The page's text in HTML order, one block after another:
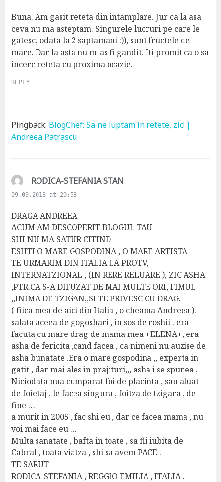
s
:
Buna. Am gasit reteta din intamplare. Jur ca la asa
ceva nu ma asteptam. Singurele lucruri pe care le
gatesc, odata la 2 saptamani :)), sunt fructele de
mare. Dar la asta nu m-as fi gandit. Iti promit ca o sa
incerc reteta cu proxima ocazie.
REPLY
Pingback: BlogChef: Sa ne luptam in retete, zic! |
Andreea Patrascu
RODICA-STEFANIA STANs
:
09.09.2013 at 20:58
DRAGA ANDREEA
ACUM AM DESCOPERIT BLOGUL TAU
SHI NU MA SATUR CITIND
ESHTI O MARE GOSPODINA , O MARE ARTISTA
TE URMARIM DIN ITALIA LA PROTV,
INTERNATZIONAL , (IN RERE RELUARE ), ZIC ASHA
,PTR.CA S-A DIFUZAT DE MAI MULTE ORI, FIMUL
,,INIMA DE TZIGAN,,SI TE PRIVESC CU DRAG.
( fiica mea de aici din Italia , o cheama Andreea ).
salata aceea de gogoshari , in sos de roshii . era
facuta cu mare drag de mama mea +ELENA+, era
asha de fericita ,cand facea , ca nimeni nu auzise de
asha bunatate .Era o mare gospodina ,, experta in
gatit , dar mai ales in prajituri,,, asha i se spunea ,
Niciodata nua cumparat foi de placinta , sau aluat
de foietaj , le facea singura , foitza de tzigara , de
fine …
a murit in 2005 , fac shi eu , dar ce facea mama , nu
voi mai face eu …
Multa sanatate , bafta in toate , sa fii iubita de
Cabral , toata viatza , shi sa avem PACE .
TE SARUT
RODICA-STEFANIA , REGGIO EMILIA , ITALIA .